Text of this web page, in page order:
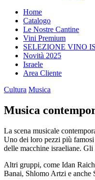
Home
Catalogo
Le Nostre Cantine
Vini Premium
SELEZIONE VINO
Novità 2025
Israele
Area Cliente
Cultura Musica
Musica
La scena musicale
Uno dei loro pezzi più famosi
delle macchine israeliane.
Altri gruppi, come Idan
Banai, Shlomo Artzi e anche